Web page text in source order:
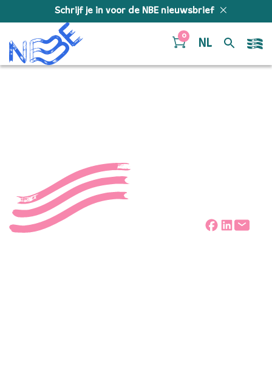
Schrijf je in voor de NBE nieuwsbrief
0
NL